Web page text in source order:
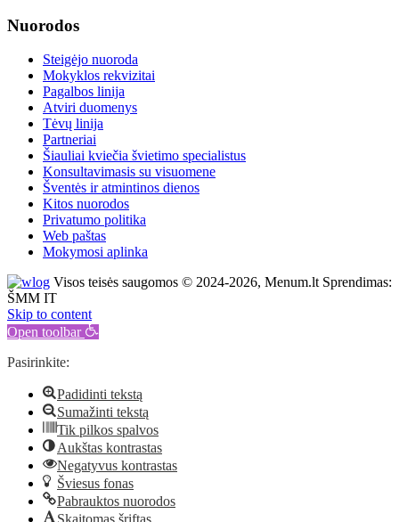
Nuorodos
Steigėjo nuoroda
Mokyklos rekvizitai
Pagalbos linija
Atviri duomenys
Tėvų linija
Partneriai
Šiauliai kviečia švietimo specialistus
Konsultavimasis su visuomene
Šventės ir atmintinos dienos
Kitos nuorodos
Privatumo politika
Web paštas
Mokymosi aplinka
Visos teisės saugomos © 2024-2026, Menum.lt Sprendimas:
ŠMM IT
Skip to content
Open toolbar
Pasirinkite:
Padidinti tekstą
Sumažinti tekstą
Tik pilkos spalvos
Aukštas kontrastas
Negatyvus kontrastas
Šviesus fonas
Pabrauktos nuorodos